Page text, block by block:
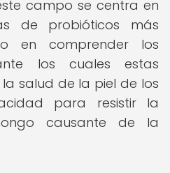
campo se centra en
de probióticos más
en comprender los
los cuales estas
salud de la piel de los
para resistir la
causante de la